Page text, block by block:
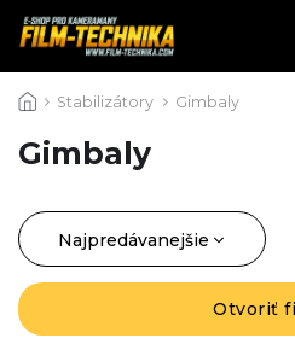
na
Stabilizátory Gimbaly
Gimbaly
R
a
d
e
Najpredávanejšie
Najlacnejšie
Otvoriť
V